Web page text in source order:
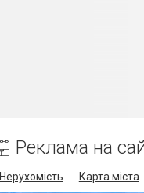
Реклама на
Нерухомість Карта міста